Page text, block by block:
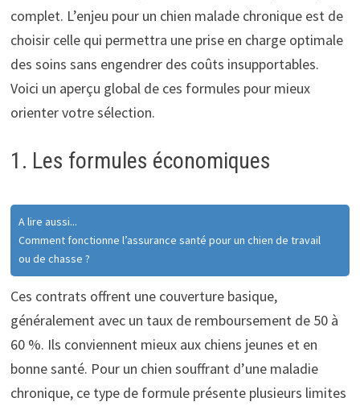
complet. L’enjeu pour un chien malade chronique est de
choisir celle qui permettra une prise en charge optimale
des soins sans engendrer des coûts insupportables.
Voici un aperçu global de ces formules pour mieux
orienter votre sélection.
1. Les formules économiques
A lire aussi...
Comment fonctionne l’assurance santé pour un chien de travail
ou de chasse ?
Ces contrats offrent une couverture basique,
généralement avec un taux de remboursement de 50 à
60 %. Ils conviennent mieux aux chiens jeunes et en
bonne santé. Pour un chien souffrant d’une maladie
chronique, ce type de formule présente plusieurs limites